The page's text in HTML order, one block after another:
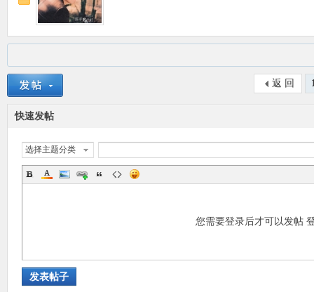
返 回
快速发帖
选择主题分类
您需要登录后才可以发帖
发表帖子